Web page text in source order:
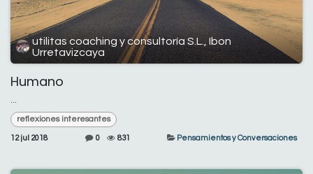
utilitas coaching y consultoría S.L., Ibon
Urretavizcaya
Humano
reflexiones interesantes
12 jul 2018 0 831 Pensamientos y Conversaciones